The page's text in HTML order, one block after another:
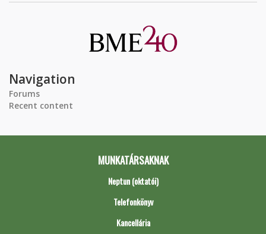
Navigation
Forums
Recent content
MUNKATÁRSAKNAK
Neptun (oktatói)
Telefonkönyv
Kancellária